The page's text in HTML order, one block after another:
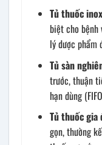
Tủ thuốc
biệt cho bệnh
lý dược phẩm
Tủ sàn
trước, thuận
hạn dùng
Tủ thuốc
gọn, thường